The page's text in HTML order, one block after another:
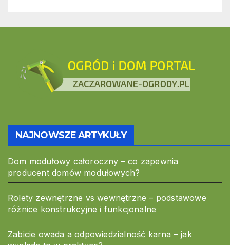
NAJNOWSZE ARTYKUŁY
Dom modułowy całoroczny – co zapewnia
producent domów modułowych?
Rolety zewnętrzne vs wewnętrzne – podstawowe
różnice konstrukcyjne i funkcjonalne
Zabicie owada a odpowiedzialność karna – jak